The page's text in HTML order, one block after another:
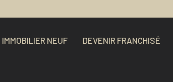
IMMOBILIER NEUF DEVENIR FRANCHISÉ